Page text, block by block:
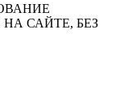
САЙТЕ, БЕЗ